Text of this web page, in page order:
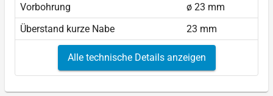
Vorbohrung
ø 23 mm
Überstand kurze Nabe
23 mm
Alle technische Details anzeigen